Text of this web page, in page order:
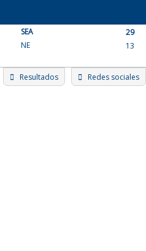
content
SEA
29
NE
13
Resultados Redes sociales